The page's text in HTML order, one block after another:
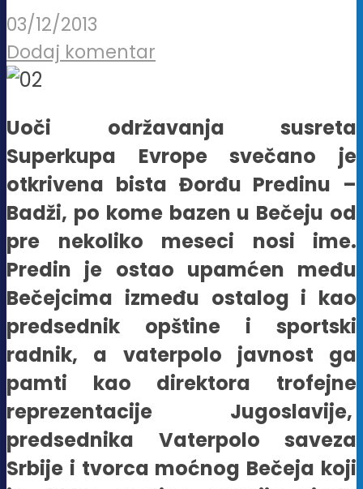
03/12/2013
Dodaj komentar
Uoči održavanja susreta
Superkupa Evrope svečano je
otkrivena bista Đorđu Predinu –
Badži, po kome bazen u Bečeju od
pre nekoliko meseci nosi ime.
Predin je ostao upamćen među
Bečejcima između ostalog i kao
predsednik opštine i sportski
radnik, a vaterpolo javnost ga
pamti kao direktora trofejne
reprezentacije Jugoslavije,
predsednika Vaterpolo saveza
Srbije i tvorca moćnog Bečeja koji